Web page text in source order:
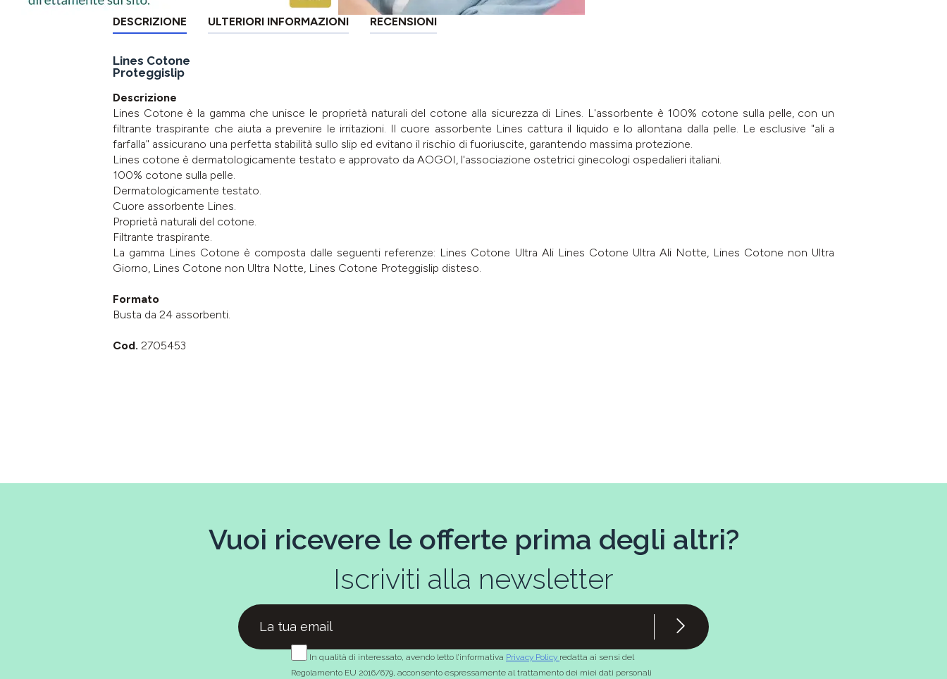
DESCRIZIONE ULTERIORI INFORMAZIONI RECENSIONI
Lines Cotone
Proteggislip
Descrizione
Lines Cotone è la gamma che unisce le proprietà naturali del cotone alla sicurezza di Lines. L'assorbente è 100% cotone sulla pelle, con un
filtrante traspirante che aiuta a prevenire le irritazioni. Il cuore assorbente Lines cattura il liquido e lo allontana dalla pelle. Le esclusive "ali a
farfalla" assicurano una perfetta stabilità sullo slip ed evitano il rischio di fuoriuscite, garantendo massima protezione.
Lines cotone è dermatologicamente testato e approvato da AOGOI, l'associazione ostetrici ginecologi ospedalieri italiani.
100% cotone sulla pelle.
Dermatologicamente testato.
Cuore assorbente Lines.
Proprietà naturali del cotone.
Filtrante traspirante.
La gamma Lines Cotone è composta dalle seguenti referenze: Lines Cotone Ultra Ali Lines Cotone Ultra Ali Notte, Lines Cotone non Ultra
Giorno, Lines Cotone non Ultra Notte, Lines Cotone Proteggislip disteso.
Formato
Busta da 24 assorbenti.
Cod. 2705453
Vuoi ricevere le offerte prima degli altri?
Iscriviti alla newsletter
In qualità di interessato, avendo letto l’informativa Privacy Policy redatta ai sensi del
Regolamento EU 2016/679, acconsento espressamente al trattamento dei miei dati personali